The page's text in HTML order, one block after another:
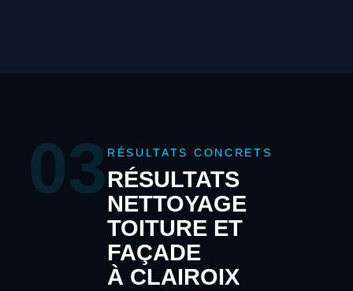
03 RÉSULTATS CONCRETS
RÉSULTATS
NETTOYAGE
TOITURE ET
FAÇADE
À CLAIROIX